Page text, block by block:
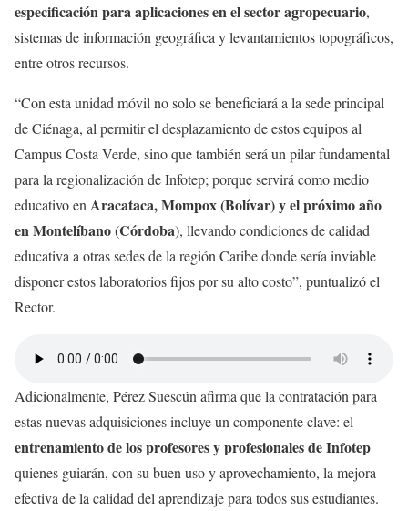
especificación para aplicaciones en el sector agropecuario,
sistemas de información geográfica y levantamientos topográficos,
entre otros recursos.
“Con esta unidad móvil no solo se beneficiará a la sede principal
de Ciénaga, al permitir el desplazamiento de estos equipos al
Campus Costa Verde, sino que también será un pilar fundamental
para la regionalización de Infotep; porque servirá como medio
educativo enAracataca, Mompox (Bolívar) y el próximo año
en Montelíbano (Córdoba), llevando condiciones de calidad
educativa a otras sedes de la región Caribe donde sería inviable
disponer estos laboratorios fijos por su alto costo”, puntualizó el
Rector.
Adicionalmente, Pérez Suescún afirma que la contratación para
estas nuevas adquisiciones incluye un componente clave: el
entrenamiento de los profesores y profesionales de Infotep
quienes guiarán, con su buen uso y aprovechamiento, la mejora
efectiva de la calidad del aprendizaje para todos sus estudiantes.